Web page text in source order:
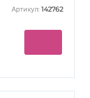
Артикул: 142762